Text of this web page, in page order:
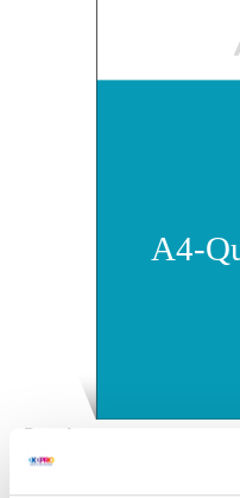
Postkarten
Spezielle Formate